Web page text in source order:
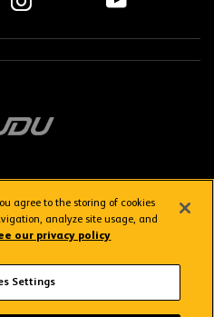
Terms & Conditions
agree to the storing of cookies
analyze site usage, and
our privacy policy
Settings